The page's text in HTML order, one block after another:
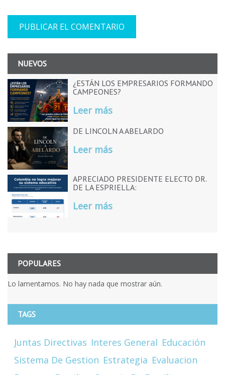
NUEVOS
¿ESTÁN LOS EMPRESARIOS FORMANDO
CAMPEONES?
Leer más
DE LINCOLN A ABELARDO
Leer más
APRECIADO PRESIDENTE ELECTO DR.
DE LA ESPRIELLA:
Leer más
POPULARES
Lo lamentamos. No hay nada que mostrar aún.
TAGS
Juntas Directivas Interes General Educación
Sistema De Gestion Estrategia Evaluacion